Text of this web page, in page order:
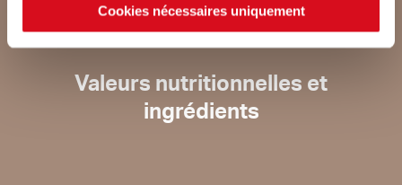
Cookies nécessaires uniquement
Valeurs nutritionnelles et
ingrédients